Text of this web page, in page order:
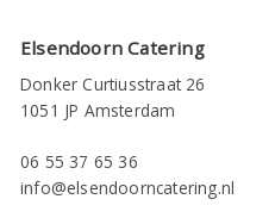
Elsendoorn Catering
Donker Curtiusstraat 26
1051 JP Amsterdam
06 55 37 65 36
info@elsendoorncatering.nl